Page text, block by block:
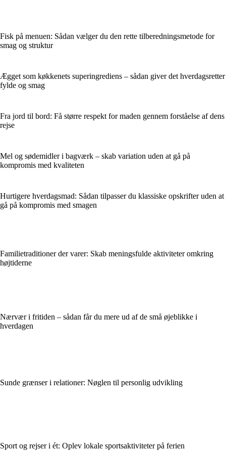
Fisk på menuen: Sådan vælger du den rette tilberedningsmetode for
smag og struktur
Ægget som køkkenets superingrediens – sådan giver det hverdagsretter
fylde og smag
Fra jord til bord: Få større respekt for maden gennem forståelse af dens
rejse
Mel og sødemidler i bagværk – skab variation uden at gå på
kompromis med kvaliteten
Hurtigere hverdagsmad: Sådan tilpasser du klassiske opskrifter uden at
gå på kompromis med smagen
Familietraditioner der varer: Skab meningsfulde aktiviteter omkring
højtiderne
Nærvær i fritiden – sådan får du mere ud af de små øjeblikke i
hverdagen
Sunde grænser i relationer: Nøglen til personlig udvikling
Sport og rejser i ét: Oplev lokale sportsaktiviteter på ferien